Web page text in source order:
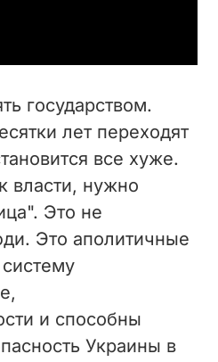
государством.
лет переходят
все хуже.
власти, нужно
Это не
Это аполитичные
и способны
Украины в